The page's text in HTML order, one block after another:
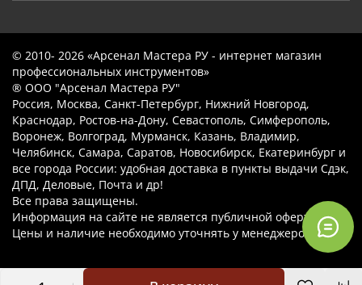
© 2010- 2026 «Арсенал Мастера РУ - интернет магазин
профессиональных инструментов»
® ООО "Арсенал Мастера РУ"
Россия, Москва, Санкт-Петербург, Нижний Новгород,
Краснодар, Ростов-на-Дону, Севастополь, Симферополь,
Воронеж, Волгоград, Мурманск, Казань, Владимир,
Челябинск, Самара, Саратов, Новосибирск, Екатеринбург и
все города России: удобная доставка в пункты выдачи Сдэк,
ДПД, Деловые, Почта и др!
Все права защищены.
Информация на сайте не является публичной офертой.
Цены и наличие необходимо уточнять у менеджеров.